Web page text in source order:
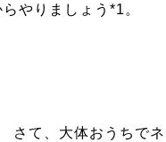
やりましょう*1。
さて、大体おうちでネ